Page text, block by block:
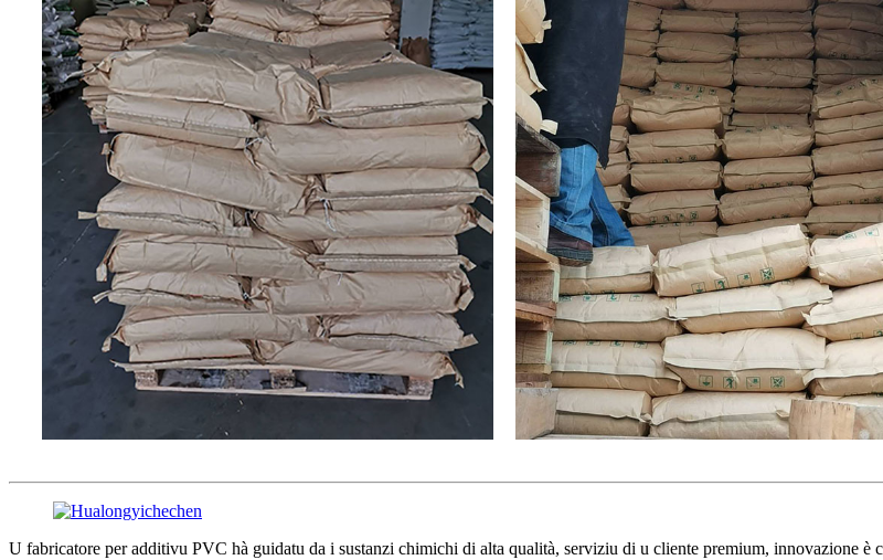
U fabricatore per additivu PVC hà guidatu da i sustanzi chimichi di alta qualità, serviziu di u cliente premium, innovazione è